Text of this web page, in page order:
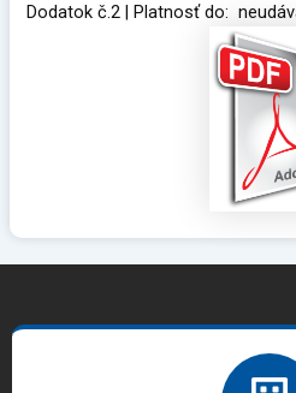
Dodatok č.2 | Platnosť do: